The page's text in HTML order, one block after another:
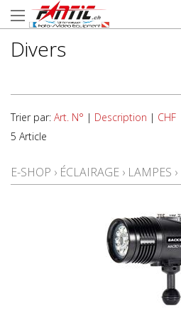
Divers
Trier par: Art. N° | Description | CHF
5 Article
E-SHOP › ÉCLAIRAGE › LAMPES ›